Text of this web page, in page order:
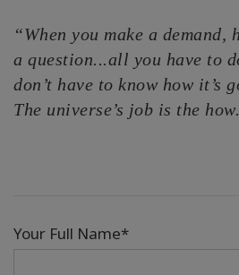
“When you make a demand,
a question...all you have to
don’t have to know how it’s
The universe’s job is the
Your Full Name*